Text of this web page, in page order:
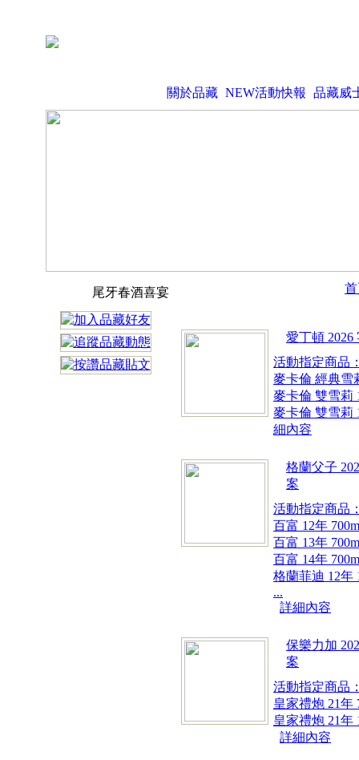
關於品藏 NEW活動快報 品藏威
尾牙春酒喜宴
愛丁頓 2026
活動指定商品
麥卡倫 經典雪
麥卡倫 雙雪莉
麥卡倫 雙雪莉
細內容
格蘭父子
案
活動指定商品
百富 12年
百富 13年
百富 14年
格蘭菲迪 12年
...
詳細內容
保樂力加
案
活動指定商品
皇家禮炮 21年
皇家禮炮 21年
詳細內容